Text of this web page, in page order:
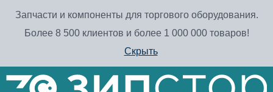
Запчасти и компоненты для торгового оборудования.
Более 8 500 клиентов и более 1 000 000 товаров!
Скрыть